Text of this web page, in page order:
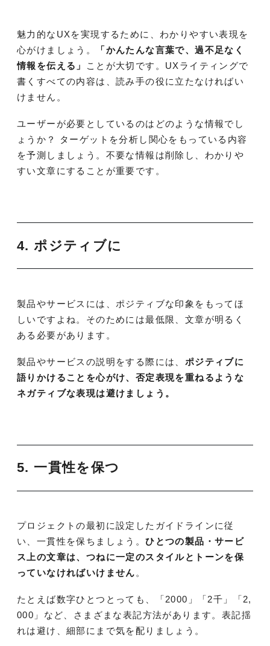
魅力的なUXを実現するために、わかりやすい表現を
心がけましょう。
「かんたんな言葉で、過不足なく
情報を伝える」
ことが大切です。UXライティングで
書くすべての内容は、読み手の役に立たなければい
けません。
ユーザーが必要としているのはどのような情報でし
ょうか？ ターゲットを分析し関心をもっている内容
を予測しましょう。不要な情報は削除し、わかりや
すい文章にすることが重要です。
4. ポジティブに
製品やサービスには、ポジティブな印象をもってほ
しいですよね。そのためには最低限、文章が明るく
ある必要があります。
製品やサービスの説明をする際には、 ポジティブに
語りかけることを心がけ、否定表現を重ねるような
ネガティブな表現は避けましょう。
5. 一貫性を保つ
プロジェクトの最初に設定したガイドラインに従
い、一貫性を保ちましょう。ひとつの製品・サービ
ス上の文章は、つねに一定のスタイルとトーンを保
っていなければいけません 。
たとえば数字ひとつとっても、「2000」「2千」「2,
000」など、さまざまな表記方法があります。表記揺
れは避け、細部にまで気を配りましょう。